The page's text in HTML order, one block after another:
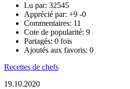
Lu par: 32545
Apprécié par: +9 -0
Commentaires: 11
Cote de popularité: 9
Partagés: 0 fois
Ajoutés aux favoris: 0
Recettes de chefs
19.10.2020